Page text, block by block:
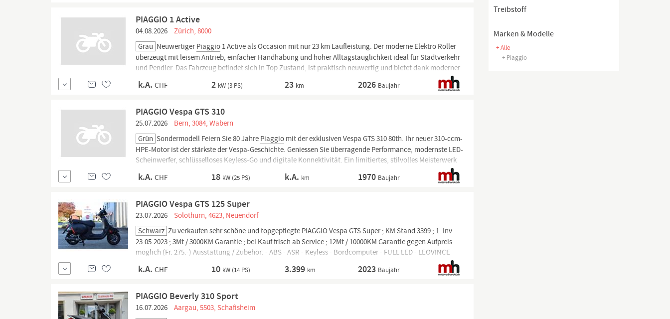
Treibstoff
Marken & Modelle
+ Alle
+ Piaggio
PIAGGIO 1 Active
04.08.2026 Zürich, 8000
k.A. CHF 2 kW (3 PS) 23 km 2026 Baujahr
Grau NeuwertigerPiaggio 1 Active als Occasion mit nur 23 km Laufleistung. Der moderne Elektro Roller
überzeugt mit leisem Antrieb, einfacher Handhabung und hoher Alltagstauglichkeit ideal für Stadtverkehr
und Pendler. Das Fahrzeug befindet sich in Top Zustand, ist praktisch neuwertig und bietet dank moderner
PIAGGIO Vespa GTS 310
25.07.2026 Bern, 3084, Wabern
k.A. CHF 18 kW (25 PS) k.A. km 1970 Baujahr
Grün Sondermodell Feiern Sie 80 Jahre Piaggio mit der exklusiven Vespa GTS 310 80th. Ihr neuer 310-ccm-
HPE-Motor ist der stärkste der Vespa-Geschichte. Geniessen Sie überragende Performance, modernste LED-
Scheinwerfer, schlüsselloses Keyless-Go und digitale Konnektivität. Ein limitiertes, stilvolles Meisterwerk
PIAGGIO Vespa GTS 125 Super
23.07.2026 Solothurn, 4623, Neuendorf
k.A. CHF 10 kW (14 PS) 3.399 km 2023 Baujahr
Schwarz Zu verkaufen sehr schöne und topgepflegte PIAGGIOVespa GTS Super ; KM Stand 3399 ; 1. Inv
23.05.2023 ; 3Mt / 3000KM Garantie ; bei Kauf frisch ab Service ; 12Mt / 10000KM Garantie gegen Aufpreis
möglich (Fr. 275.-) Ausstattung / Zubehör: - ABS - ASR - Keyless - Bordcomputer - FULL LED - LEOVINCE
PIAGGIO Beverly 310 Sport
16.07.2026 Aargau, 5503, Schafisheim